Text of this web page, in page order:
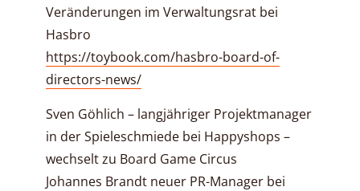
Veränderungen im Verwaltungsrat bei
Hasbro
https://toybook.com/hasbro-board-of-
directors-news/
Sven Göhlich – langjähriger Projektmanager
in der Spieleschmiede bei Happyshops –
wechselt zu Board Game Circus
Johannes Brandt neuer PR-Manager bei